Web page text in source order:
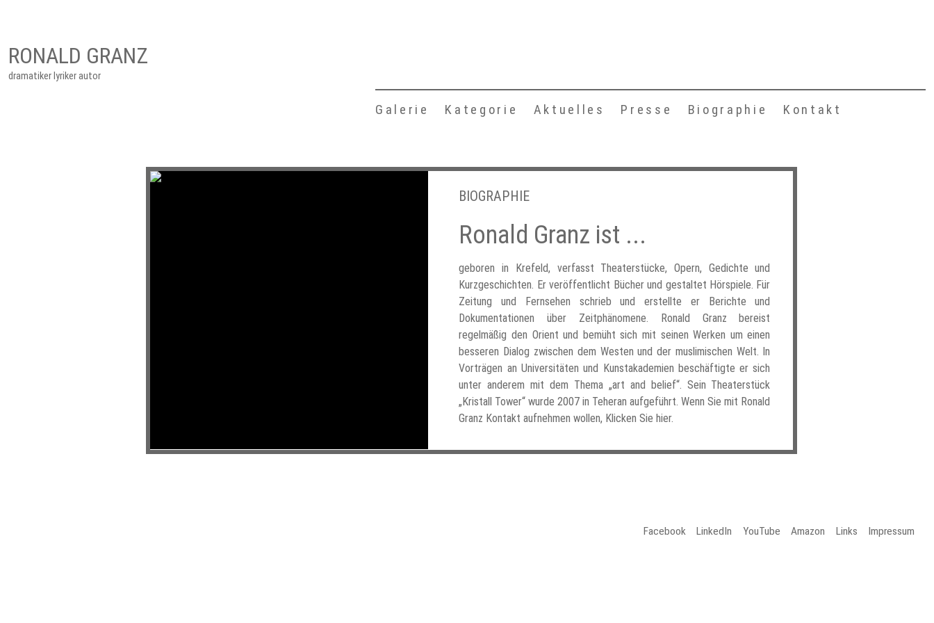
RONALD GRANZ
dramatiker lyriker autor
Galerie Kategorie Aktuelles Presse Biographie Kontakt
BIOGRAPHIE
Ronald Granz ist ...
geboren in Krefeld, verfasst Theaterstücke, Opern, Gedichte und
Kurzgeschichten. Er veröffentlicht Bücher und gestaltet Hörspiele. Für
Zeitung und Fernsehen schrieb und erstellte er Berichte und
Dokumentationen über Zeitphänomene. Ronald Granz bereist
regelmäßig den Orient und bemüht sich mit seinen Werken um einen
besseren Dialog zwischen dem Westen und der muslimischen Welt. In
Vorträgen an Universitäten und Kunstakademien beschäftigte er sich
unter anderem mit dem Thema „art and belief“. Sein Theaterstück
„Kristall Tower“ wurde 2007 in Teheran aufgeführt.Wenn Sie mit Ronald
Granz Kontakt aufnehmen wollen, Klicken Sie hier.
Impressum
Links
Amazon
YouTube
LinkedIn
Facebook